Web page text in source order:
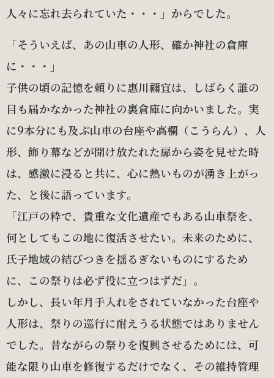
人々に忘れ去られていた・・・」からでした。
「そういえば、あの山車の人形、確か神社の倉庫
に・・・」
子供の頃の記憶を頼りに惠川禰宜は、しばらく誰の
目も届かなかった神社の裏倉庫に向かいました。実
に9本分にも及ぶ山車の台座や高欄（こうらん）、人
形、飾り幕などが開け放たれた扉から姿を見せた時
は、感激に浸ると共に、心に熱いものが湧き上がっ
た、と後に語っています。
「江戸の粋で、貴重な文化遺産でもある山車祭を、
何としてもこの地に復活させたい。未来のために、
氏子地域の結びつきを揺るぎないものにするため
に、この祭りは必ず役に立つはずだ」。
しかし、長い年月手入れをされていなかった台座や
人形は、祭りの巡行に耐えうる状態ではありません
でした。昔ながらの祭りを復興させるためには、可
能な限り山車を修復するだけでなく、その維持管理